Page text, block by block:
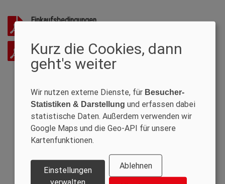
Einkaufsbedingungen
Verkaufsbedingungen
Download [PDF 216 KB]
Kurz die Cookies, dann
geht's weiter
Wir nutzen externe Dienste, für Besucher-
Statistiken & Darstellung und erfassen dabei
statistische Daten. Außerdem verwenden wir
Google Maps und die Geo-API für unsere
Kartenfunktionen.
Einstellungen
Ablehnen